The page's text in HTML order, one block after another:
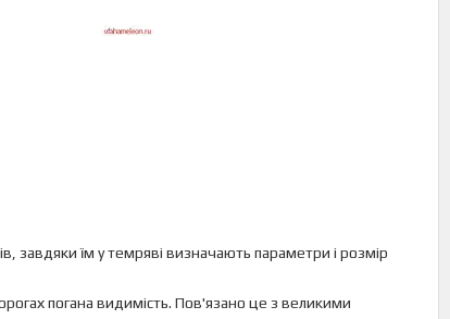
завдяки їм у темряві визначають параметри і розмір
погана видимість. Пов'язано це з великими